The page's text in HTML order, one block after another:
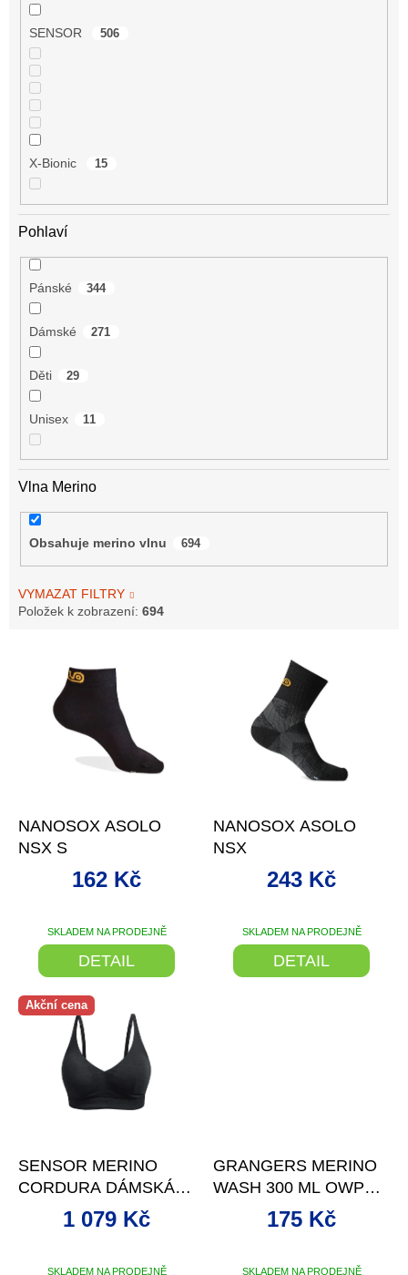
SENSOR 506
X-Bionic 15
Pohlaví
Pánské 344
Dámské 271
Děti 29
Unisex 11
Vlna Merino
Obsahuje merino vlnu 694
VYMAZAT FILTRY
Položek k zobrazení: 694
NANOSOX ASOLO
NSX S
SKLADEM NA PRODEJNĚ
162 Kč
DETAIL
NANOSOX ASOLO
NSX
SKLADEM NA PRODEJNĚ
243 Kč
DETAIL
Akční cena
SENSOR MERINO
CORDURA DÁMSKÁ
PODPRSENKA S
VYCPÁVKAMI ČERNÁ
SKLADEM NA PRODEJNĚ
1 079 Kč
GRANGERS MERINO
WASH 300 ML OWP
(GRF82_100)
SKLADEM NA PRODEJNĚ
175 Kč